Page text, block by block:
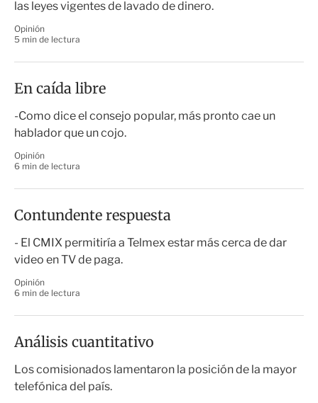
las leyes vigentes de lavado de dinero.
Opinión
5 min de lectura
En caída libre
-Como dice el consejo popular, más pronto cae un
hablador que un cojo.
Opinión
6 min de lectura
Contundente respuesta
- El CMIX permitiría a Telmex estar más cerca de dar
video en TV de paga.
Opinión
6 min de lectura
Análisis cuantitativo
Los comisionados lamentaron la posición de la mayor
telefónica del país.